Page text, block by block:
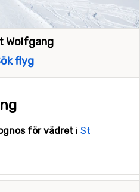
Wolfgang
flyg
för vädret i St